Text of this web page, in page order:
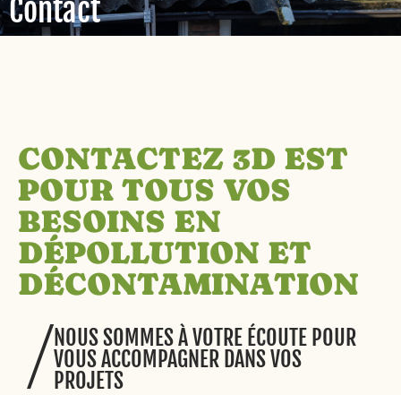
Contact
CONTACTEZ 3D EST
POUR TOUS VOS
BESOINS EN
DÉPOLLUTION ET
DÉCONTAMINATION
NOUS SOMMES À VOTRE ÉCOUTE POUR
VOUS ACCOMPAGNER DANS VOS
PROJETS